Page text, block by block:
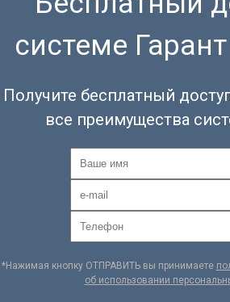
системе
Получите бесплатный
все преимущества
*Нажимая кнопку ОТПРАВИТЬ вы принимаете
об использовании